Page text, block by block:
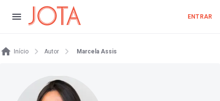
ENTRAR
Início Autor Marcela Assis